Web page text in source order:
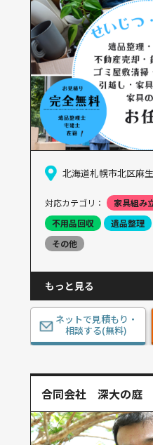
北海道札幌市北区麻
対応カテゴリ： 家具組み
不用品回収
遺品整理
その他
もっと見る
ネットで見積もり・
相談する(無料)
合同会社 深大の庭